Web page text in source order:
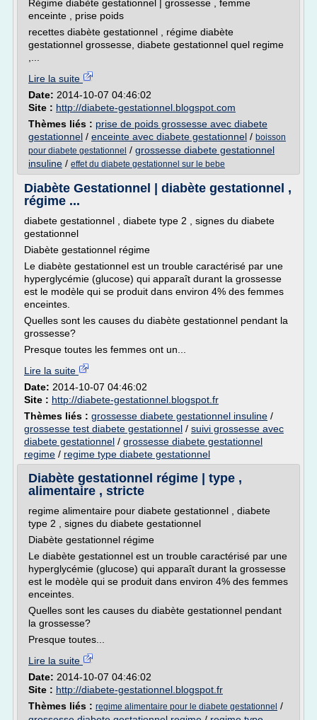
Régime diabète gestationnel | grossesse , femme
enceinte , prise poids
recettes diabète gestationnel , régime diabète
gestationnel grossesse, diabete gestationnel quel regime
Lire la suite
Date: 2014-10-07 04:46:02
Site : http://diabete-gestationnel.blogspot.com
Thèmes liés : prise de poids grossesse avec diabete
gestationnel / enceinte avec diabete gestationnel / boisson
pour diabete gestationnel / grossesse diabete gestationnel
insuline / effet du diabete gestationnel sur le bebe
Diabète Gestationnel | diabète gestationnel ,
régime ...
diabete gestationnel , diabete type 2 , signes du diabete
gestationnel
Diabète gestationnel régime
Le diabète gestationnel est un trouble caractérisé par une
hyperglycémie (glucose) qui apparaît durant la grossesse
est le modèle qui se produit dans environ 4% des femmes
enceintes.
Quelles sont les causes du diabète gestationnel pendant la
grossesse?
Presque toutes les femmes ont un...
Lire la suite
Date: 2014-10-07 04:46:02
Site : http://diabete-gestationnel.blogspot.fr
Thèmes liés : grossesse diabete gestationnel insuline /
grossesse test diabete gestationnel / suivi grossesse avec
diabete gestationnel / grossesse diabete gestationnel
regime / regime type diabete gestationnel
Diabète gestationnel régime | type ,
alimentaire , stricte
regime alimentaire pour diabete gestationnel , diabete
type 2 , signes du diabete gestationnel
Diabète gestationnel régime
Le diabète gestationnel est un trouble caractérisé par une
hyperglycémie (glucose) qui apparaît durant la grossesse
est le modèle qui se produit dans environ 4% des femmes
enceintes.
Quelles sont les causes du diabète gestationnel pendant
la grossesse?
Presque toutes...
Lire la suite
Date: 2014-10-07 04:46:02
Site : http://diabete-gestationnel.blogspot.fr
Thèmes liés : regime alimentaire pour le diabete gestationnel /